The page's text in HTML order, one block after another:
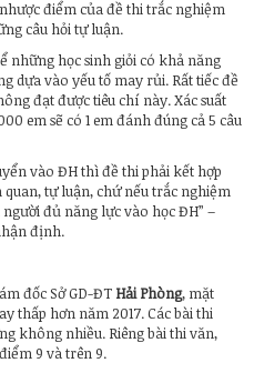
điểm của đề thi trắc nghiệm
câu hỏi tự luận.
những học sinh giỏi có khả năng
dựa vào yếu tố may rủi. Rất tiếc đề
đạt được tiêu chí này. Xác suất
em sẽ có 1 em đánh đúng cả 5 câu
vào ĐH thì đề thi phải kết hợp
tự luận, chứ nếu trắc nghiệm
đủ năng lực vào học ĐH” –
định.
đốc Sở GD-ĐT Hải Phòng, mặt
thấp hơn năm 2017. Các bài thi
không nhiều. Riêng bài thi văn,
9 và trên 9.